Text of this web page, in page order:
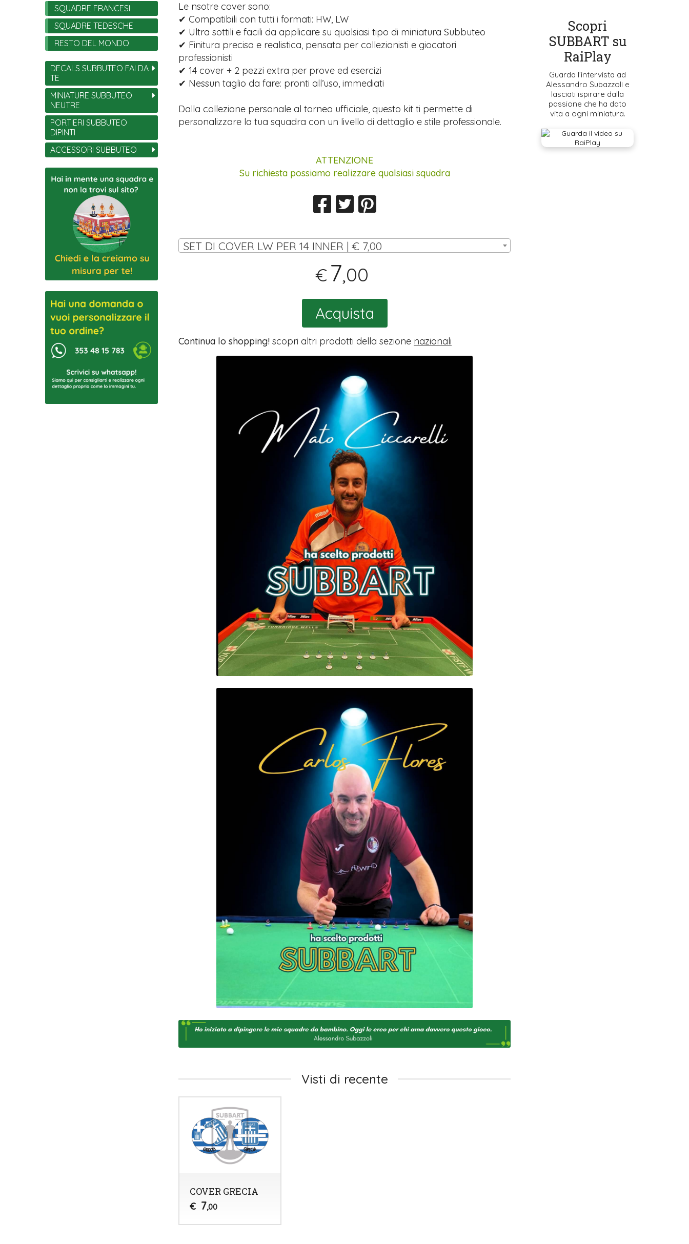
Le nsotre cover sono:
✔ Compatibili con tutti i formati: HW, LW
✔ Ultra sottili e facili da applicare su qualsiasi tipo di miniatura Subbuteo
✔ Finitura precisa e realistica, pensata per collezionisti e giocatori
professionisti
✔ 14 cover + 2 pezzi extra per prove ed esercizi
✔ Nessun taglio da fare: pronti all’uso, immediati
Dalla collezione personale al torneo ufficiale, questo kit ti permette di
personalizzare la tua squadra con un livello di dettaglio e stile professionale.
ATTENZIONE
Su richiesta possiamo realizzare qualsiasi squadra
SET DI COVER LW PER 14 INNER | € 7,00
€ 7,00
Acquista
Continua lo shopping!scopri altri prodotti della sezione nazionali
Visti di recente
COVER GRECIA
€ 7,00
SQUADRE FRANCESI
SQUADRE TEDESCHE
RESTO DEL MONDO
DECALS SUBBUTEO FAI DA
TE
MINIATURE SUBBUTEO
NEUTRE
PORTIERI SUBBUTEO
DIPINTI
ACCESSORI SUBBUTEO
Scopri
SUBBART su
RaiPlay
Guarda l’intervista ad
Alessandro Subazzoli e
lasciati ispirare dalla
passione che ha dato
vita a ogni miniatura.